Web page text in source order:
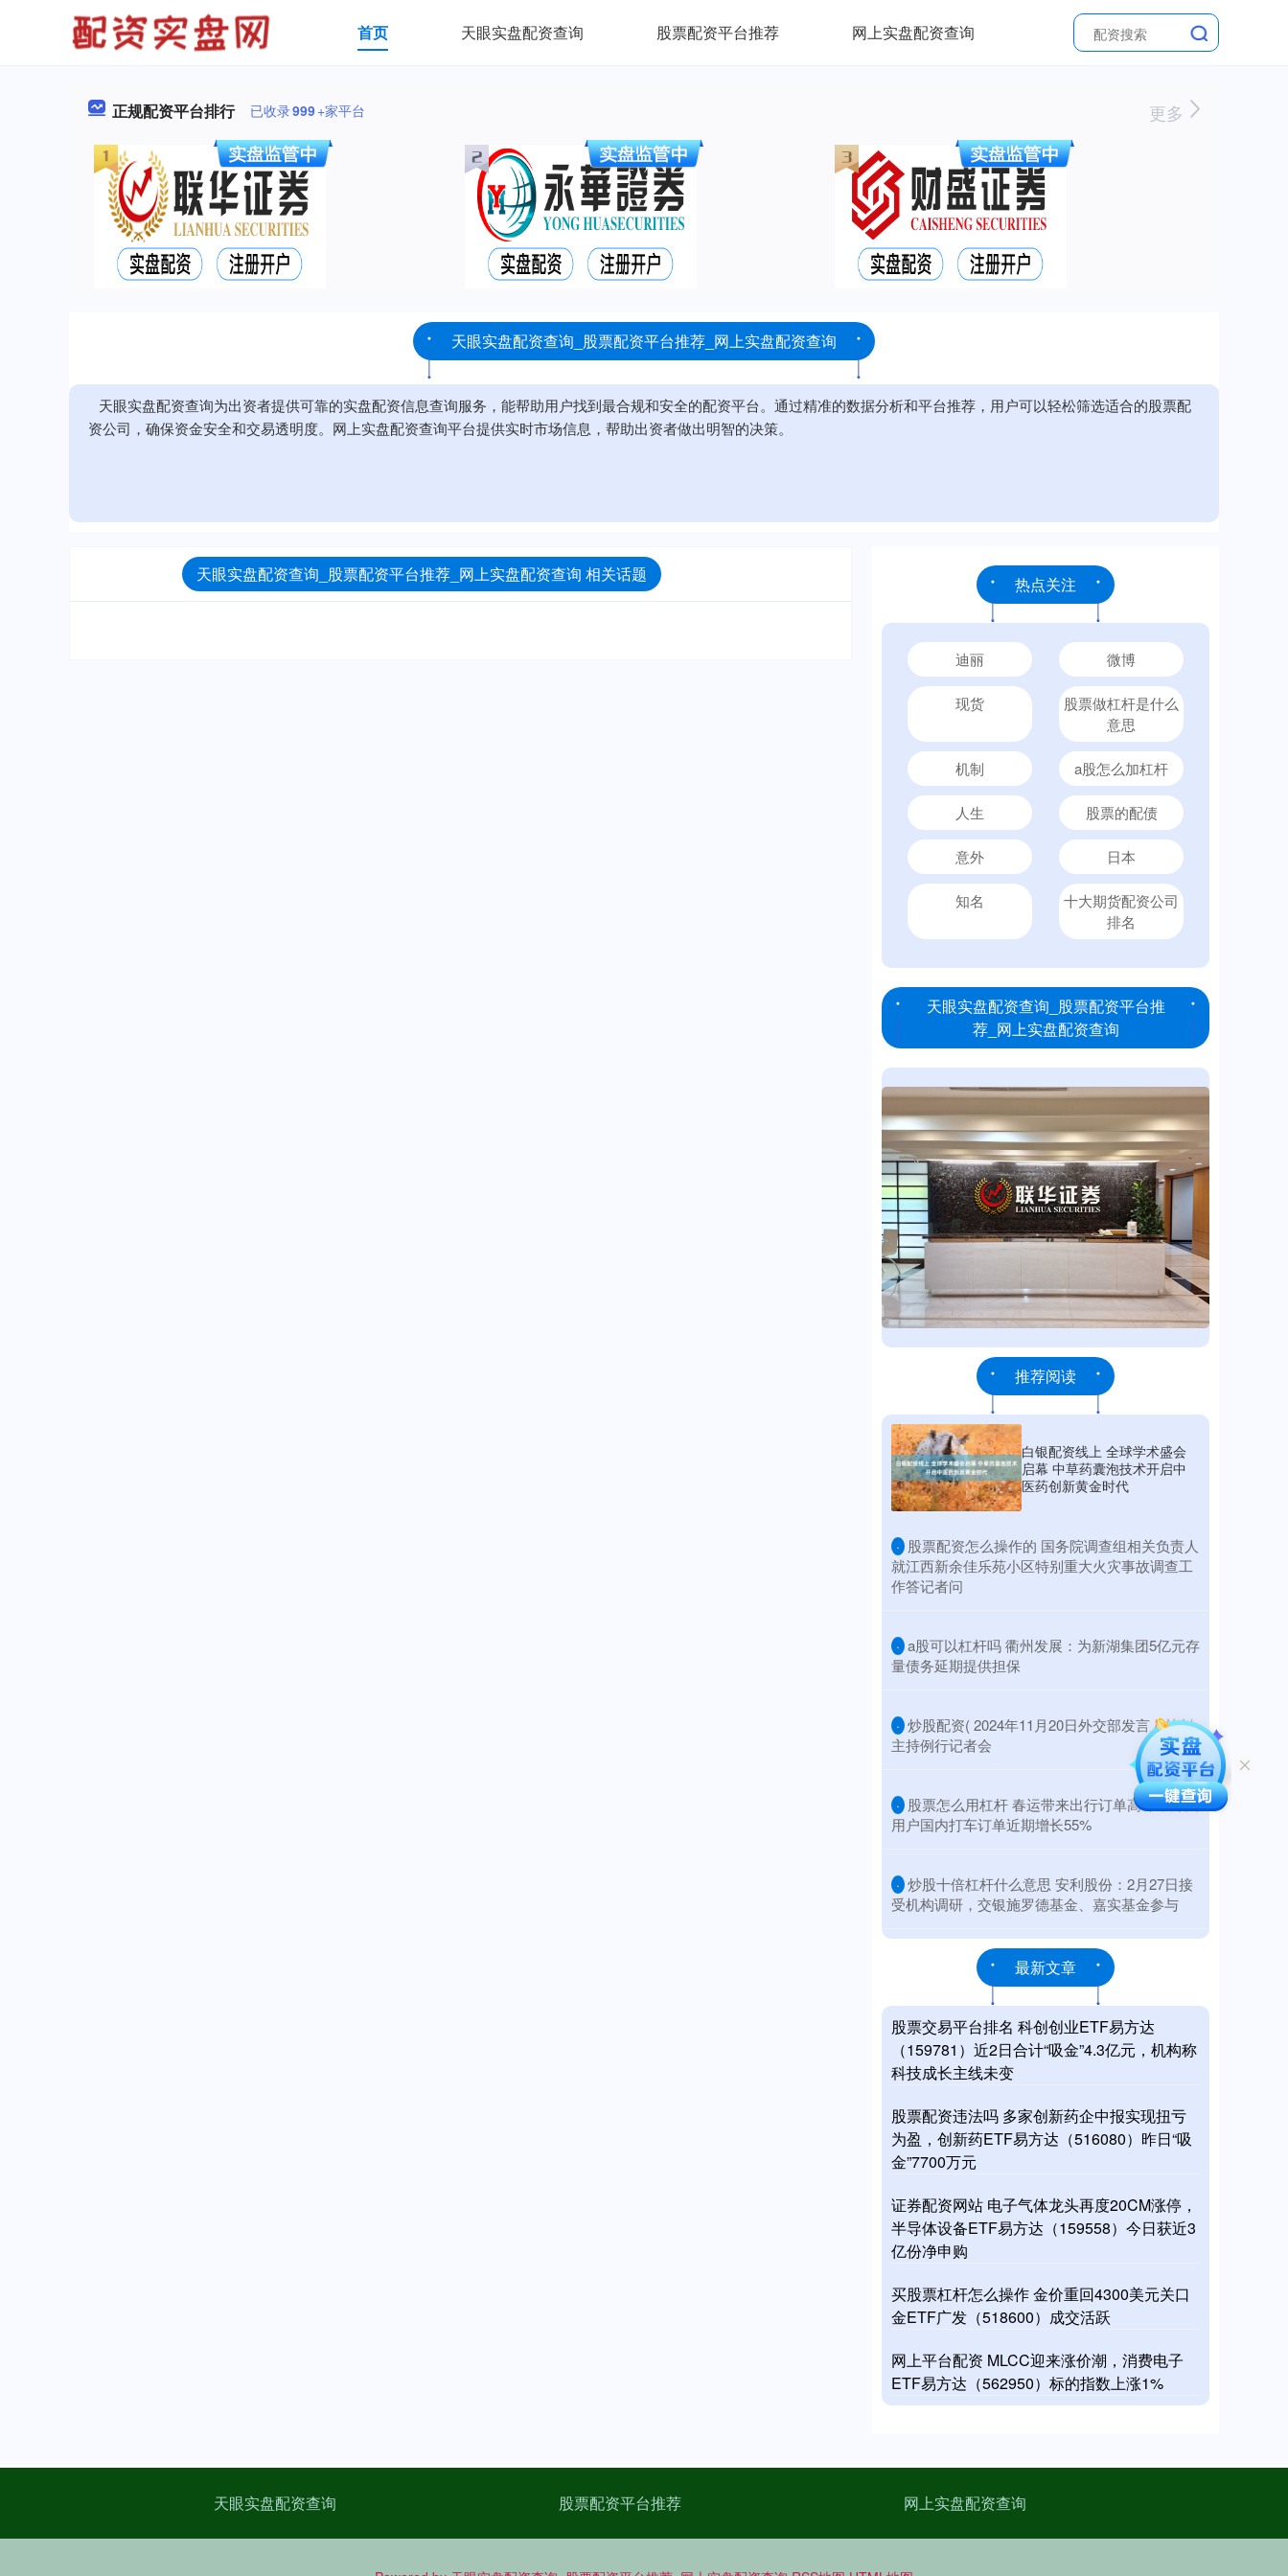
首页 天眼实盘配资查询 股票配资平台推荐 网上实盘配资查询
正规配资平台排行 已收录999+家平台 更多
天眼实盘配资查询_股票配资平台推荐_网上实盘配资查询
天眼实盘配资查询为出资者提供可靠的实盘配资信息查询服务，能帮助用户找到最合规和安全的配资平台。通过精准的数据分析和平台推荐，用户可以轻松筛选适合的股票配
资公司，确保资金安全和交易透明度。网上实盘配资查询平台提供实时市场信息，帮助出资者做出明智的决策。
天眼实盘配资查询_股票配资平台推荐_网上实盘配资查询 相关话题 热点关注
迪丽 微博
现货
股票做杠杆是什么
意思
机制 a股怎么加杠杆
人生 股票的配债
意外 日本
知名
十大期货配资公司
排名
天眼实盘配资查询_股票配资平台推
荐_网上实盘配资查询
推荐阅读
白银配资线上 全球学术盛会
启幕 中草药囊泡技术开启中
医药创新黄金时代
· ​股票配资怎么操作的 国务院调查组相关负责人
就江西新余佳乐苑小区特别重大火灾事故调查工
作答记者问
· ​a股可以杠杆吗 衢州发展：为新湖集团5亿元存
量债务延期提供担保
· ​炒股配资( 2024年11月20日外交部发言人林剑
主持例行记者会
· ​股票怎么用杠杆 春运带来出行订单高峰，外国
用户国内打车订单近期增长55%
· ​炒股十倍杠杆什么意思 安利股份：2月27日接
受机构调研，交银施罗德基金、嘉实基金参与
最新文章
股票交易平台排名 科创创业ETF易方达
（159781）近2日合计“吸金”4.3亿元，机构称
科技成长主线未变
股票配资违法吗 多家创新药企中报实现扭亏
为盈，创新药ETF易方达（516080）昨日“吸
金”7700万元
证券配资网站 电子气体龙头再度20CM涨停，
半导体设备ETF易方达（159558）今日获近3
亿份净申购
买股票杠杆怎么操作 金价重回4300美元关口
金ETF广发（518600）成交活跃
网上平台配资 MLCC迎来涨价潮，消费电子
ETF易方达（562950）标的指数上涨1%
天眼实盘配资查询 股票配资平台推荐 网上实盘配资查询